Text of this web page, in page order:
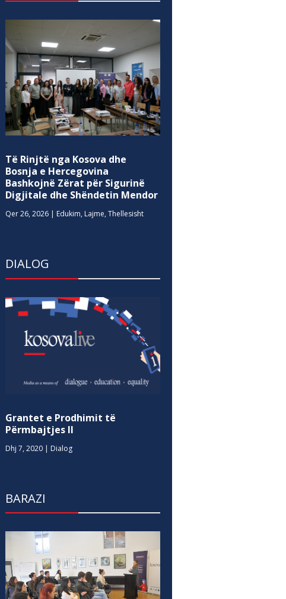
Të Rinjtë nga Kosova dhe
Bosnja e Hercegovina
Bashkojnë Zërat për Sigurinë
Digjitale dhe Shëndetin Mendor
Qer 26, 2026 | Edukim, Lajme,Thellesisht
DIALOG
Grantet e Prodhimit të
Përmbajtjes II
Dhj 7, 2020 | Dialog
BARAZI